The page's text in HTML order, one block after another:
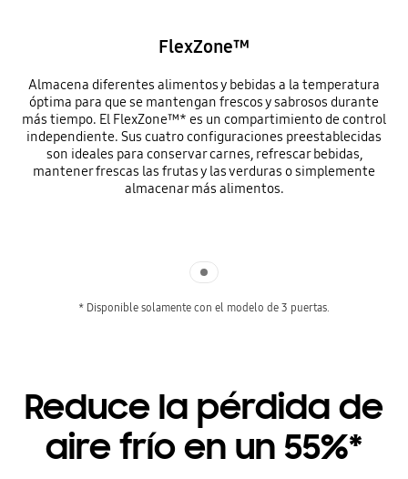
FlexZone™
Almacena diferentes alimentos y bebidas a la temperatura
óptima para que se mantengan frescos y sabrosos durante
más tiempo. El FlexZone™* es un compartimiento de control
independiente. Sus cuatro configuraciones preestablecidas
son ideales para conservar carnes, refrescar bebidas,
mantener frescas las frutas y las verduras o simplemente
almacenar más alimentos.
* Disponible solamente con el modelo de 3 puertas.
Reduce la pérdida de
aire frío en un 55%*